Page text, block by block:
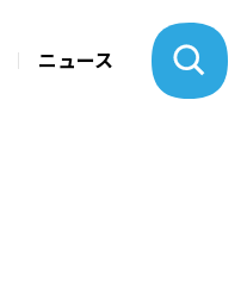
ニュース